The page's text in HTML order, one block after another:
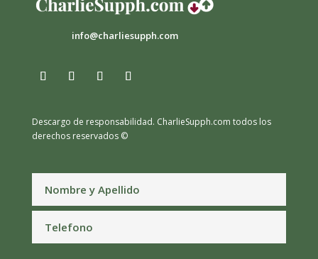
info@charliesupph.com
Descargo de responsabilidad. CharlieSupph.com todos los
derechos reservados ©